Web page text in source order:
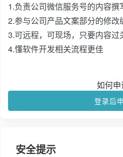
1.负责公司微信服务号的内容撰
2.参与公司产品文案部分的修改
3.可远程，可现场，只要内容过
4.懂软件开发相关流程更佳
如何申
登录后
安全提示